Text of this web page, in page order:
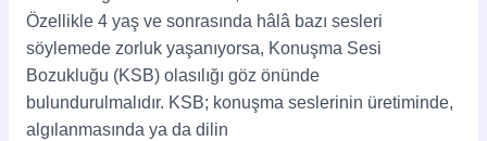
Özellikle 4 yaş ve sonrasında hâlâ bazı sesleri
söylemede zorluk yaşanıyorsa, Konuşma Sesi
Bozukluğu (KSB) olasılığı göz önünde
bulundurulmalıdır. KSB; konuşma seslerinin üretiminde,
algılanmasında ya da dilin